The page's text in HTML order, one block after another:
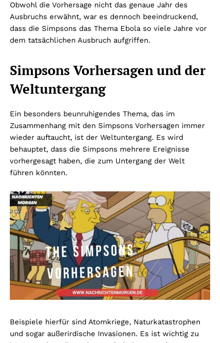
Obwohl die Vorhersage nicht das genaue Jahr des
Ausbruchs erwähnt, war es dennoch beeindruckend,
dass die Simpsons das Thema Ebola so viele Jahre vor
dem tatsächlichen Ausbruch aufgriffen.
Simpsons Vorhersagen und der
Weltuntergang
Ein besonders beunruhigendes Thema, das im
Zusammenhang mit den Simpsons Vorhersagen immer
wieder auftaucht, ist der Weltuntergang. Es wird
behauptet, dass die Simpsons mehrere Ereignisse
vorhergesagt haben, die zum Untergang der Welt
führen könnten.
Beispiele hierfür sind Atomkriege, Naturkatastrophen
und sogar außerirdische Invasionen. Es ist wichtig zu